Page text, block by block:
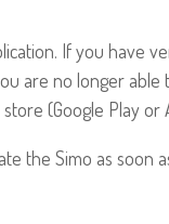
If you have
are no longer
(Google Play or
the Simo as soon